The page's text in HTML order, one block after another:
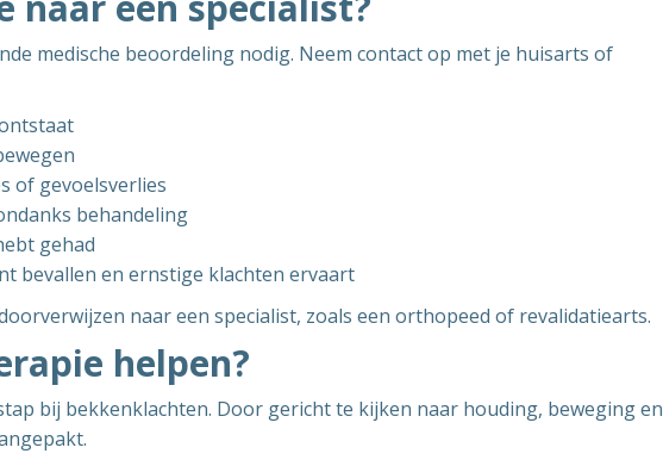
medische beoordeling nodig. Neem contact op met je huisarts of
of gevoelsverlies
behandeling
gehad
bevallen en ernstige klachten ervaart
naar een specialist, zoals een orthopeed of revalidatiearts.
helpen?
bij bekkenklachten. Door gericht te kijken naar houding, beweging en